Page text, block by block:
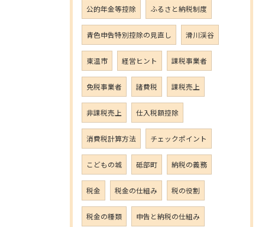
公的年金等控除 ふるさと納税制度
青色申告特別控除の見直し 滑川渓谷
東温市 経営ヒント 課税事業者
免税事業者 諸費税 課税売上
非課税売上 仕入税額控除
消費税計算方法 チェックポイント
こどもの城 砥部町 納税の義務
税金 税金の仕組み 税の役割
税金の種類 申告と納税の仕組み